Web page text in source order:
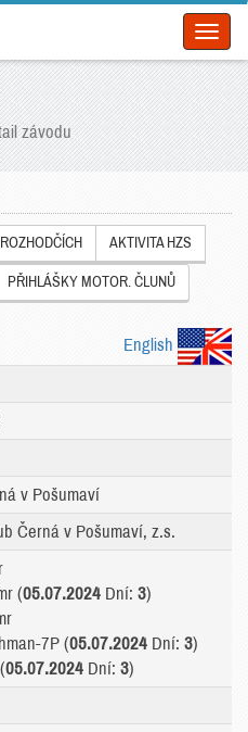
závodu
AKTIVITA HZS
PŘIHLÁŠKY MOTOR. ČLUNŮ
English
v Pošumaví
Černá v Pošumaví, z.s.
(05.07.2024 Dní: 3)
7P (05.07.2024 Dní: 3)
05.07.2024 Dní: 3)